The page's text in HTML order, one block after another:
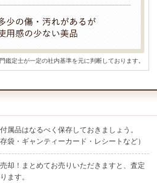
鑑定士が一定の社内基準を元に判断しております。
属品はなるべく保存しておきましょう。
存袋・ギャンティーカード・レシートなど）
却！まとめてお売りいただきますと、査定
ます。